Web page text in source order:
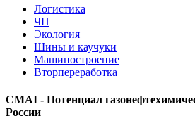
Логистика
ЧП
Экология
Шины и каучуки
Машиностроение
Вторпереработка
CMAI - Потенциал
России